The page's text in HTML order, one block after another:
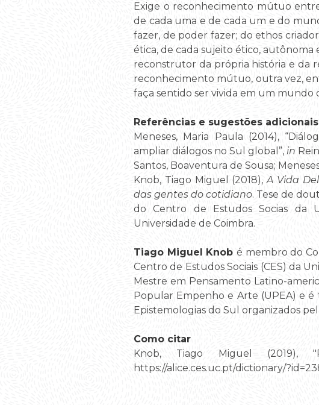
Exige o reconhecimento mútuo
de cada uma e de cada um e do
fazer, de poder fazer; do ethos
ética, de cada sujeito ético, autônoma
reconstrutor da própria história e da
reconhecimento mútuo, outra vez,
faça sentido ser vivida em um mundo
Referências e sugestões
Meneses, Maria Paula (2014),
ampliar diálogos no Sul global”, in
Santos, Boaventura de Sousa;
Knob, Tiago Miguel (2018),A Vida
das gentes do cotidiano. Tese de
do Centro de Estudos Socias da
Universidade de Coimbra.
Tiago Miguel Knobé membro do
Centro de Estudos Sociais (CES) da
Mestre em Pensamento Latino-
Popular Empenho e Arte (UPEA) e
Epistemologias do Sul organizados
Como citar
Knob, Tiago Miguel (2019),
https://alice.ces.uc.pt/dictionary/